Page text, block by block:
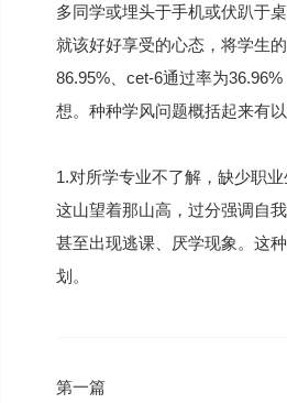
多同学或埋头于手机或伏趴于
就该好好享受的心态，将学生
86.95%、cet-6通过率为
想。种种学风问题概括起来有以
1.对所学专业不了解，缺少职
这山望着那山高，过分强调自
甚至出现逃课、厌学现象。这
划。
第一篇